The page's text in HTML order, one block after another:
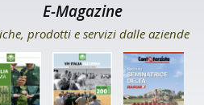
E-Magazine
prodotti e servizi dalle aziende